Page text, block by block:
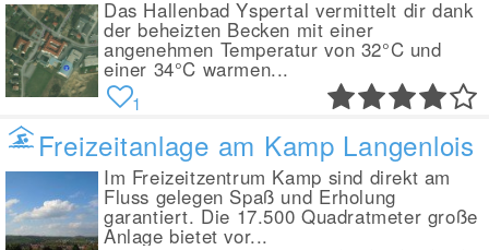
Das Hallenbad Yspertal vermittelt dir dank
der beheizten Becken mit einer
angenehmen Temperatur von 32°C und
einer 34°C warmen...
1
Freizeitanlage am Kamp Langenlois
Im Freizeitzentrum Kamp sind direkt am
Fluss gelegen Spaß und Erholung
garantiert. Die 17.500 Quadratmeter große
Anlage bietet vor...